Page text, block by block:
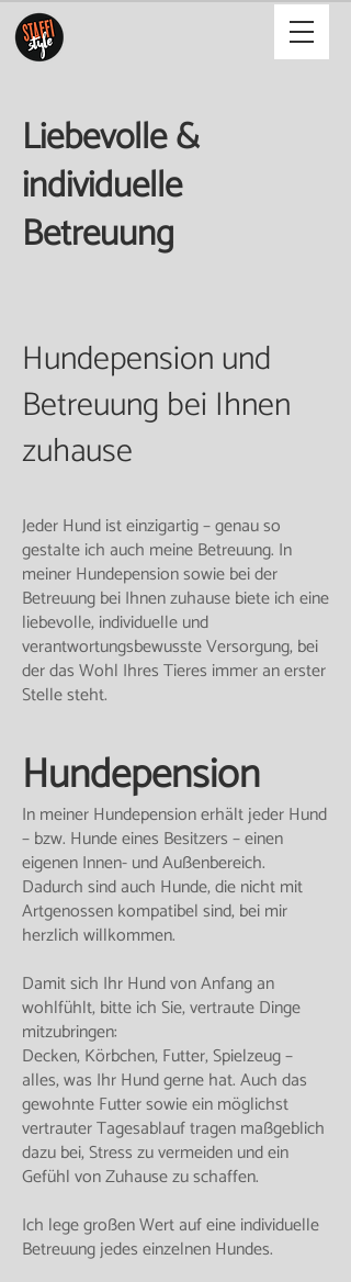
Liebevolle &
individuelle
Betreuung
Hundepension und
Betreuung bei Ihnen
zuhause
Jeder Hund ist einzigartig – genau so
gestalte ich auch meine Betreuung. In
meiner Hundepension sowie bei der
Betreuung bei Ihnen zuhause biete ich eine
liebevolle, individuelle und
verantwortungsbewusste Versorgung, bei
der das Wohl Ihres Tieres immer an erster
Stelle steht.
Hundepension
In meiner Hundepension erhält jeder Hund
– bzw. Hunde eines Besitzers – einen
eigenen Innen- und Außenbereich.
Dadurch sind auch Hunde, die nicht mit
Artgenossen kompatibel sind, bei mir
herzlich willkommen.
Damit sich Ihr Hund von Anfang an
wohlfühlt, bitte ich Sie, vertraute Dinge
mitzubringen:
Decken, Körbchen, Futter, Spielzeug –
alles, was Ihr Hund gerne hat. Auch das
gewohnte Futter sowie ein möglichst
vertrauter Tagesablauf tragen maßgeblich
dazu bei, Stress zu vermeiden und ein
Gefühl von Zuhause zu schaffen.
Ich lege großen Wert auf eine individuelle
Betreuung jedes einzelnen Hundes.